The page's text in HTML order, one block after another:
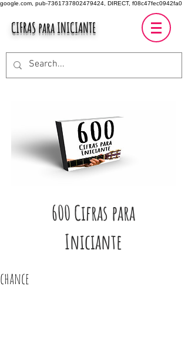
google.com, pub-7361737802479424, DIRECT, f08c47fec0942fa0
CIFRAS para INICIANTE
600 Cifras para
Iniciante
chance